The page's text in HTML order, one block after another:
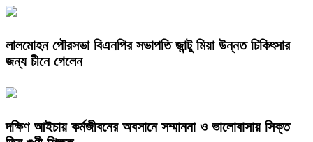
লালমোহন পৌরসভা বিএনপির সভাপতি জান্টু মিয়া উন্নত চিকিৎসার
জন্য চীনে গেলেন
দক্ষিণ আইচায় কর্মজীবনের অবসানে সম্মাননা ও ভালোবাসায় সিক্ত